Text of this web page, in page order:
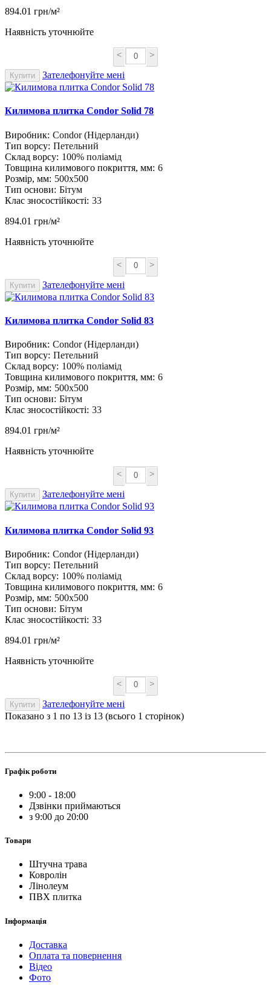
894.01 грн/м²
Наявність уточнюйте
< >
Купити Зателефонуйте мені
Килимова плитка Condor Solid 78
Виробник: Condor (Нідерланди)
Тип ворсу: Петельний
Склад ворсу: 100% поліамід
Товщина килимового покриття, мм: 6
Розмір, мм: 500х500
Тип основи: Бітум
Клас зносостійкості: 33
894.01 грн/м²
Наявність уточнюйте
< >
Купити Зателефонуйте мені
Килимова плитка Condor Solid 83
Виробник: Condor (Нідерланди)
Тип ворсу: Петельний
Склад ворсу: 100% поліамід
Товщина килимового покриття, мм: 6
Розмір, мм: 500х500
Тип основи: Бітум
Клас зносостійкості: 33
894.01 грн/м²
Наявність уточнюйте
< >
Купити Зателефонуйте мені
Килимова плитка Condor Solid 93
Виробник: Condor (Нідерланди)
Тип ворсу: Петельний
Склад ворсу: 100% поліамід
Товщина килимового покриття, мм: 6
Розмір, мм: 500х500
Тип основи: Бітум
Клас зносостійкості: 33
894.01 грн/м²
Наявність уточнюйте
< >
Купити
Зателефонуйте мені
Показано з 1 по 13 із 13 (всього 1 сторінок)
Графік роботи
9:00 - 18:00
Дзвінки приймаються
з 9:00 до 20:00
Товари
Штучна трава
Ковролін
Лінолеум
ПВХ плитка
Інформація
Доставка
Оплата та повернення
Відео
Фото